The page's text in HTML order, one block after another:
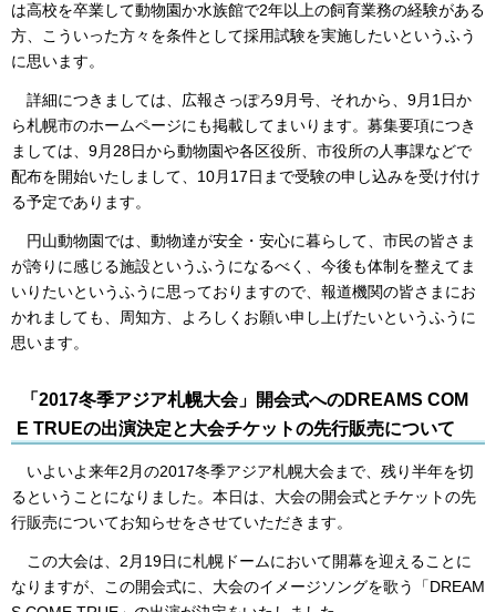
は高校を卒業して動物園か水族館で2年以上の飼育業務の経験がある
方、こういった方々を条件として採用試験を実施したいというふう
に思います。
詳細につきましては、広報さっぽろ9月号、それから、9月1日か
ら札幌市のホームページにも掲載してまいります。募集要項につき
ましては、9月28日から動物園や各区役所、市役所の人事課などで
配布を開始いたしまして、10月17日まで受験の申し込みを受け付け
る予定であります。
円山動物園では、動物達が安全・安心に暮らして、市民の皆さま
が誇りに感じる施設というふうになるべく、今後も体制を整えてま
いりたいというふうに思っておりますので、報道機関の皆さまにお
かれましても、周知方、よろしくお願い申し上げたいというふうに
思います。
「2017冬季アジア札幌大会」開会式へのDREAMS COM
E TRUEの出演決定と大会チケットの先行販売について
いよいよ来年2月の2017冬季アジア札幌大会まで、残り半年を切
るということになりました。本日は、大会の開会式とチケットの先
行販売についてお知らせをさせていただきます。
この大会は、2月19日に札幌ドームにおいて開幕を迎えることに
なりますが、この開会式に、大会のイメージソングを歌う「DREAM